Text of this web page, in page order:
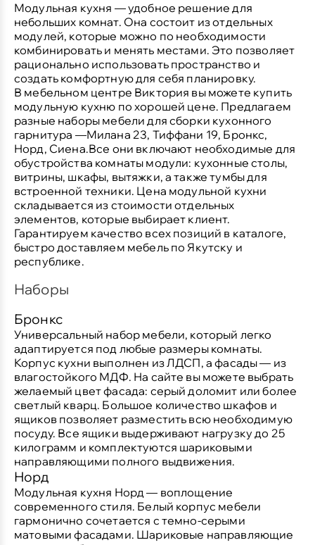
Модульная кухня — удобное решение для
небольших комнат. Она состоит из отдельных
модулей, которые можно по необходимости
комбинировать и менять местами. Это позволяет
рационально использовать пространство и
создать комфортную для себя планировку.
В мебельном центре Виктория вы можете купить
модульную кухню по хорошей цене. Предлагаем
разные наборы мебели для сборки кухонного
гарнитура —Милана 23, Тиффани 19, Бронкс,
Норд, Сиена.Все они включают необходимые для
обустройства комнаты модули: кухонные столы,
витрины, шкафы, вытяжки, а также тумбы для
встроенной техники. Цена модульной кухни
складывается из стоимости отдельных
элементов, которые выбирает клиент.
Гарантируем качество всех позиций в каталоге,
быстро доставляем мебель по Якутску и
республике.
Наборы
Бронкс
Универсальный набор мебели, который легко
адаптируется под любые размеры комнаты.
Корпус кухни выполнен из ЛДСП, а фасады — из
влагостойкого МДФ. На сайте вы можете выбрать
желаемый цвет фасада: серый доломит или более
светлый кварц. Большое количество шкафов и
ящиков позволяет разместить всю необходимую
посуду. Все ящики выдерживают нагрузку до 25
килограмм и комплектуются шариковыми
направляющими полного выдвижения.
Норд
Модульная кухня Норд — воплощение
современного стиля. Белый корпус мебели
гармонично сочетается с темно-серыми
матовыми фасадами. Шариковые направляющие